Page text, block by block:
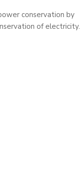
conservation by
of electricity.